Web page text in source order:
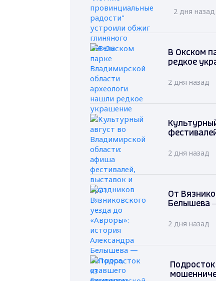
2 дня назад
В Окском
редкое
2 дня назад
2 дня назад
От
Белышева
2 дня назад